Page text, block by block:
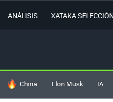
ANÁLISIS XATAKA SELECCIÓN
HOY SE HABLA DE
China Elon Musk IA